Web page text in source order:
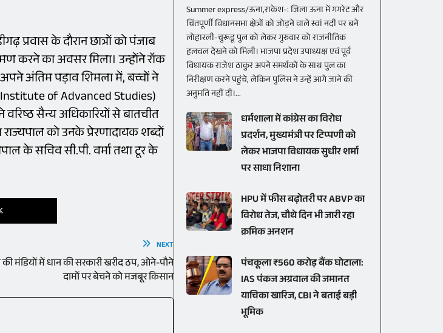
प्रवास के दौरान छात्रों को पंजाब
करने का अवसर मिला। उन्होंने रॉक
अंतिम पड़ाव शिमला में, बच्चों ने
Institute of Advanced Studies)
वरिष्ठ सैन्य अधिकारियों से बातचीत
को उनके प्रेरणादायक शब्दों
के सचिव सी.पी. वर्मा तथा टूर के
NEXT
मंडियों में धान की सरकारी खरीद ठप, ओने-पौने
दामों पर बेचने को मजबूर किसान
Summer express/ऊना,राकेश-: जिला ऊना में गगरेट और
चिंतपूर्णी विधानसभा क्षेत्रों को जोड़ने वाले स्वां नदी पर बने
लोहारली-चुरूडू पुल को लेकर गुरुवार को राजनीतिक
हलचल देखने को मिली। भाजपा प्रदेश उपाध्यक्ष एवं पूर्व
विधायक राजेश ठाकुर अपने समर्थकों के साथ पुल का
निरीक्षण करने पहुंचे, लेकिन पुलिस ने उन्हें आगे जाने की
अनुमति नहीं दी।...
धर्मशाला में कांग्रेस का विरोध
प्रदर्शन, मुख्यमंत्री पर टिप्पणी को
लेकर भाजपा विधायक सुधीर शर्मा
पर साधा निशाना
HPU में फीस बढ़ोतरी पर ABVP का
विरोध तेज, चौथे दिन भी जारी रहा
क्रमिक अनशन
पंचकूला ₹560 करोड़ बैंक घोटाला:
IAS पंकज अग्रवाल की जमानत
याचिका खारिज, CBI ने बताई बड़ी
भूमिक